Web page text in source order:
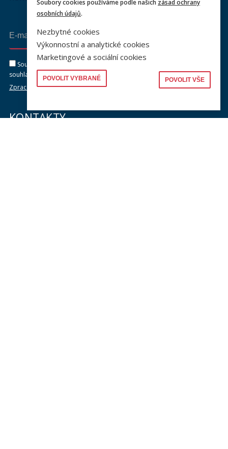
Souhlasím se zasíláním newsletteru na výše uvedenou adresu a
souhlasím se zpracováním osobních údajů dle dokumentu níže.
Zpracování osobních údajů
KONTAKTY
Soubory cookies používáme podle našich zásad ochrany
osobních údajů.
Nezbytné cookies
Výkonnostní a analytické cookies
Marketingové a sociální cookies
POVOLIT VYBRANÉ POVOLIT VŠE